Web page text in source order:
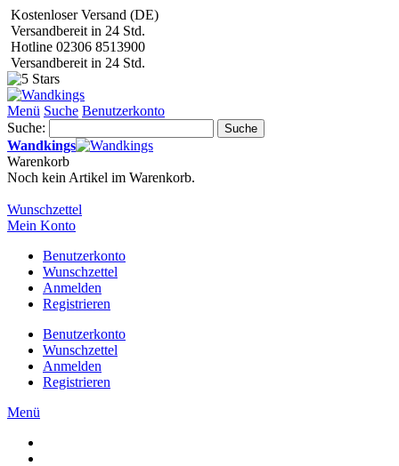
Kostenloser Versand (DE)
Versandbereit in 24 Std.
Hotline 02306 8513900
Versandbereit in 24 Std.
Menü Suche Benutzerkonto
Suche:
Suche
Wandkings
Warenkorb
Noch kein Artikel im Warenkorb.
Wunschzettel
Mein Konto
Benutzerkonto
Wunschzettel
Anmelden
Registrieren
Benutzerkonto
Wunschzettel
Anmelden
Registrieren
Menü